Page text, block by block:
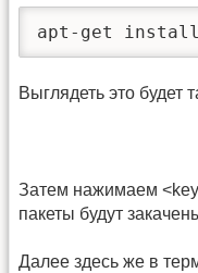
apt-get install
Выглядеть это будет
Затем нажимаем
пакеты будут
Далее здесь же в